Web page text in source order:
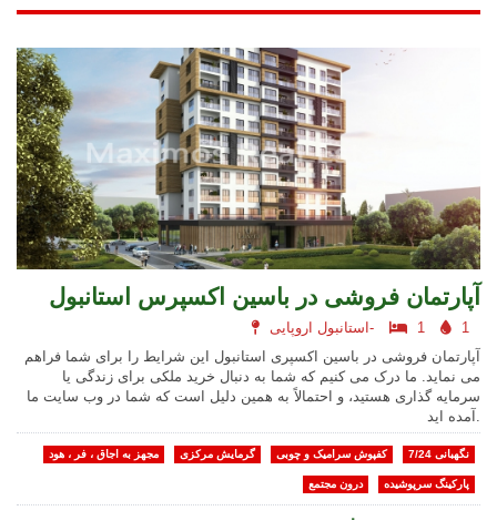
آپارتمان فروشی در باسین اکسپرس استانبول
استانبول اروپایی- 1
1
آپارتمان فروشی در باسین اکسپری استانبول این شرایط را برای شما فراهم
می نماید. ما درک می کنیم که شما به دنبال خرید ملکی برای زندگی یا
سرمایه گذاری هستید، و احتمالاً به همین دلیل است که شما در وب سایت ما
آمده اید.
مجهز به اجاق ، فر ، هود گرمایش مرکزی کفپوش سرامیک و چوبی نگهبانی 7/24
درون مجتمع پارکینگ سرپوشیده